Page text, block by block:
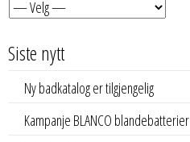
Siste nytt
Ny badkatalog er tilgjengelig
Kampanje BLANCO blandebatterier